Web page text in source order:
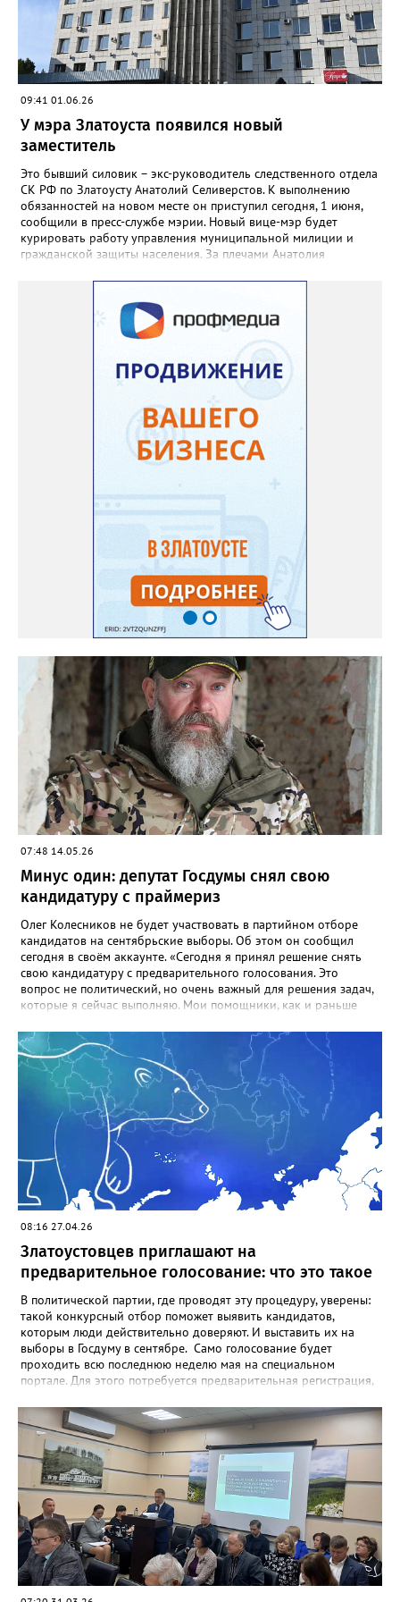
роптать», если в эти дни будет органичен мобильный
интернет.
09:41 01.06.26
У мэра Златоуста появился новый
заместитель
Это бывший силовик – экс-руководитель следственного отдела
СК РФ по Златоусту Анатолий Селиверстов. К выполнению
обязанностей на новом месте он приступил сегодня, 1 июня,
сообщили в пресс-службе мэрии. Новый вице-мэр будет
курировать работу управления муниципальной милиции и
гражданской защиты населения. За плечами Анатолия
отделами в Усть-Катаве, Миассе, Златоусте.
07:48 14.05.26
Минус один: депутат Госдумы снял свою
кандидатуру с праймериз
Олег Колесников не будет участвовать в партийном отборе
кандидатов на сентябрьские выборы. Об этом он сообщил
сегодня в своём аккаунте. «Сегодня я принял решение снять
свою кандидатуру с предварительного голосования. Это
вопрос не политический, но очень важный для решения задач,
которые я сейчас выполняю. Мои помощники, как и раньше
Я же буду там, где я сейчас нужен больше. Уверен, что после
выполнения определенных задач и достижения результатов мы
продолжим работу в округе. Спасибо всем, кто меня
поддерживал и поддерживает. Это очень важно для меня и
серьезно поднимает боевой дух. Победа будет за нами!», -
говорится в обращении Олега Колесникова. Сейчас фаворитом
предвыборной гонки называют кандидата от регионального
отделения «Единой России» Антона Ковалёва.
08:16 27.04.26
Златоустовцев приглашают на
предварительное голосование: что это такое
В политической партии, где проводят эту процедуру, уверены:
такой конкурсный отбор поможет выявить кандидатов,
которым люди действительно доверяют. И выставить их на
выборы в Госдуму в сентябре. Само голосование будет
проходить всю последнюю неделю мая на специальном
портале. Для этого потребуется предварительная регистрация,
аккаунт на Госуслугах. Здесь же, на портале, можно увидеть и
кандидатов – их регистрация завершится 30 апреля. Кстати,
заявиться может любой желающий, вне зависимости от
партийной принадлежности. Предварительные выборы
(праймериз) возникли в США на рубеже XIX–XX веков как
демократический инструмент для отбора кандидатов на
выборные должности. Изначально процедура была создана,
чтобы ослабить власть партийных функционеров,
самостоятельно назначавших кандидатов, и вернуть право
выбора рядовым членам партии. В России первые
внутрипартийные выборы состоялись в 2007 году, в 2011-м
процедура стала обязательной. В этом году она будет